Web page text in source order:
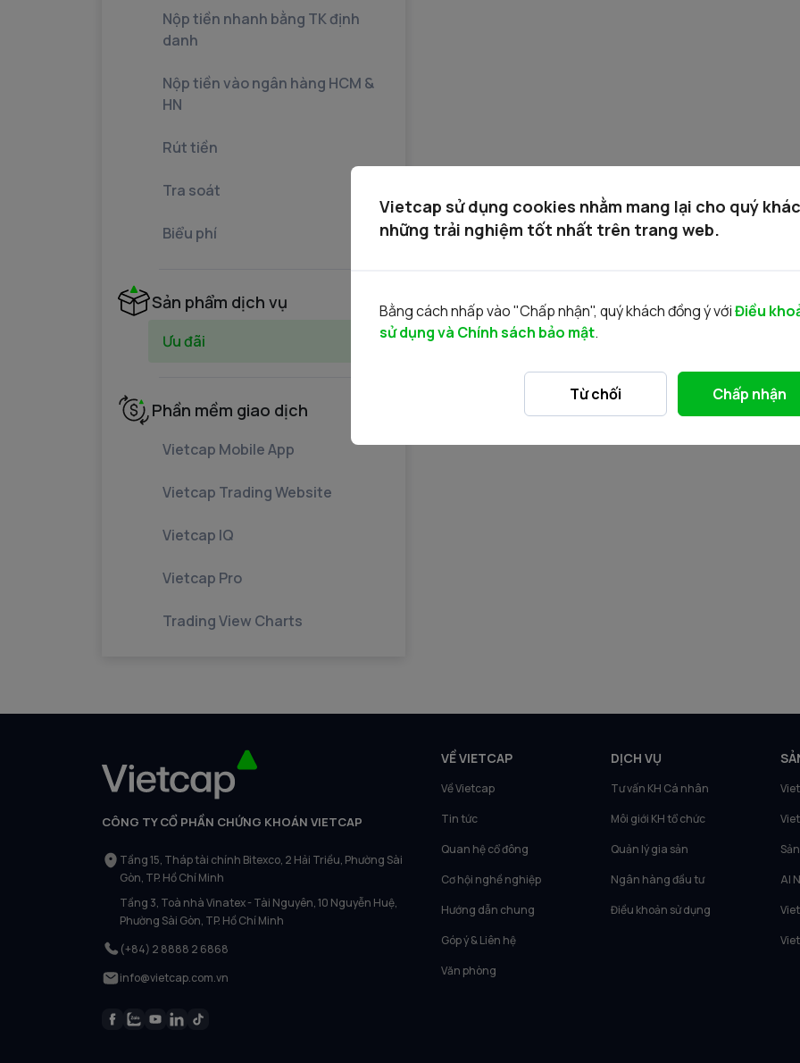
Nộp tiền nhanh bằng TK định
danh
Nộp tiền vào ngân hàng HCM &
HN
Rút tiền
Tra soát
Biểu phí
Sản phẩm dịch vụ
Ưu đãi
Phần mềm giao dịch
Vietcap Mobile App
Vietcap Trading Website
Vietcap IQ
Vietcap Pro
Trading View Charts
CÔNG TY CỔ PHẦN CHỨNG KHOÁN VIETCAP
Tầng 15, Tháp tài chính Bitexco, 2 Hải Triều, Phường Sài
Gòn, TP. Hồ Chí Minh
Tầng 3, Toà nhà Vinatex - Tài Nguyên, 10 Nguyễn Huệ,
Phường Sài Gòn, TP. Hồ Chí Minh
(+84) 2 8888 2 6868
info@vietcap.com.vn
VỀ VIETCAP
Về Vietcap
Tin tức
Quan hệ cổ đông
Cơ hội nghề nghiệp
Hướng dẫn chung
Góp ý & Liên hệ
Văn phòng
DỊCH VỤ
Tư vấn KH Cá nhân
Môi giới KH tổ chức
Quản lý gia sản
Ngân hàng đầu tư
Điều khoản sử dụng
AI
Vietcap sử dụng cookies nhằm mang lại cho quý
những trải nghiệm tốt nhất trên trang web.
Bằng cách nhấp vào "Chấp nhận", quý khách đồng ý vớiĐiều
sử dụng và Chính sách bảo mật.
Từ chối Chấp nhận